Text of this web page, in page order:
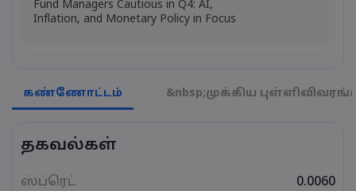
Fund Managers Cautious in Q4: AI,
Inflation, and Monetary Policy in Focus
US Government Shutdown Threatens
October Inflation Data Release
US-EU Relations: Russia Sanctions Unite
கண்ணோட்டம் &nbsp;முக்கிய
தகவல்கள்
ஸ்ப்ரெட் 0.0060